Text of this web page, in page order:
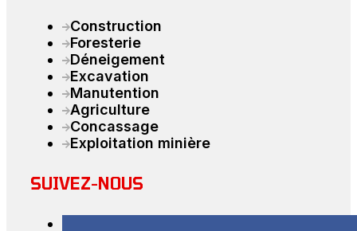
Construction
Foresterie
Déneigement
Excavation
Manutention
Agriculture
Concassage
Exploitation minière
SUIVEZ-NOUS